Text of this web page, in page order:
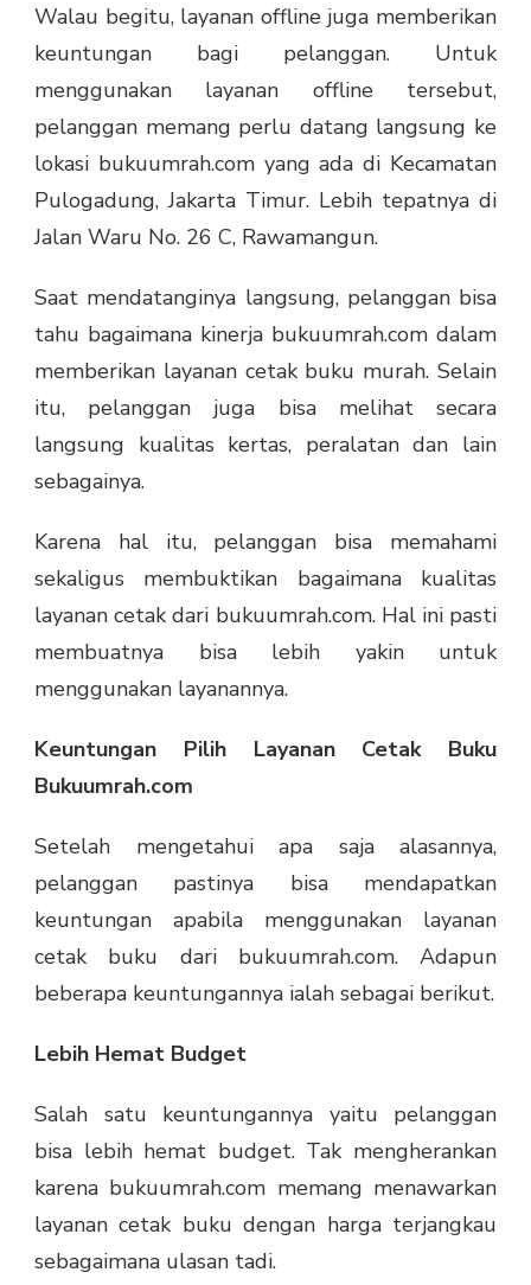
Walau begitu, layanan offline juga memberikan
keuntungan bagi pelanggan. Untuk
menggunakan layanan offline tersebut,
pelanggan memang perlu datang langsung ke
lokasi bukuumrah.com yang ada di Kecamatan
Pulogadung, Jakarta Timur. Lebih tepatnya di
Jalan Waru No. 26 C, Rawamangun.
Saat mendatanginya langsung, pelanggan bisa
tahu bagaimana kinerja bukuumrah.com dalam
memberikan layanan cetak buku murah. Selain
itu, pelanggan juga bisa melihat secara
langsung kualitas kertas, peralatan dan lain
sebagainya.
Karena hal itu, pelanggan bisa memahami
sekaligus membuktikan bagaimana kualitas
layanan cetak dari bukuumrah.com. Hal ini pasti
membuatnya bisa lebih yakin untuk
menggunakan layanannya.
Keuntungan Pilih Layanan Cetak Buku
Bukuumrah.com
Setelah mengetahui apa saja alasannya,
pelanggan pastinya bisa mendapatkan
keuntungan apabila menggunakan layanan
cetak buku dari bukuumrah.com. Adapun
beberapa keuntungannya ialah sebagai berikut.
Lebih Hemat Budget
Salah satu keuntungannya yaitu pelanggan
bisa lebih hemat budget. Tak mengherankan
karena bukuumrah.com memang menawarkan
layanan cetak buku dengan harga terjangkau
sebagaimana ulasan tadi.